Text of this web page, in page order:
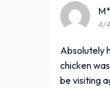
4/
Absolutely
chicken
be visiting